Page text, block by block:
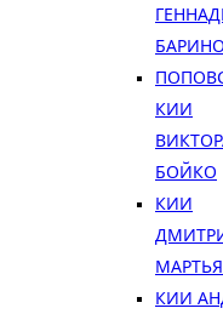
КИИ
БОЙКО
КИИ
КИИ